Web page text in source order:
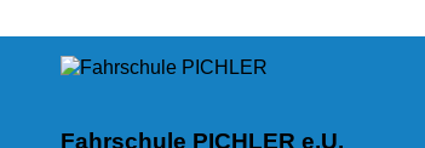
Fahrschule PICHLER e.U.